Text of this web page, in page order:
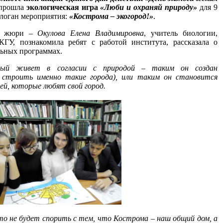
экологическая игра«Люби и охраняй природу» для 9
мероприятия: «Кострома – экогород!».
жюри –Окулова Елена Владимировна, учитель биологии,
познакомила ребят с работой института, рассказала о
программах.
живет в согласии с природой – таким он создан
строить именно такие города), или таким он становится
которые любят свой город.
не будет спорить с тем, что Кострома – наш общий дом, а